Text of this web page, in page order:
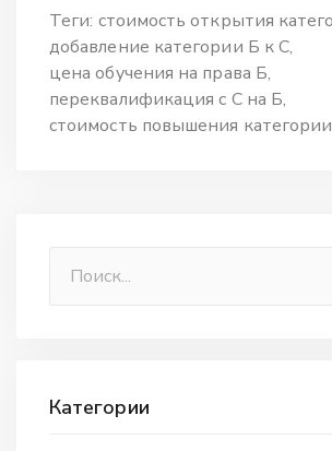
Теги: стоимость открытия
добавление категории Б к С
цена обучения на права Б
переквалификация с С на Б
стоимость повышения
Категории